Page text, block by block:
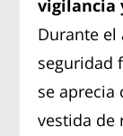
vigilancia
Durante
seguridad
se aprecia
vestida de